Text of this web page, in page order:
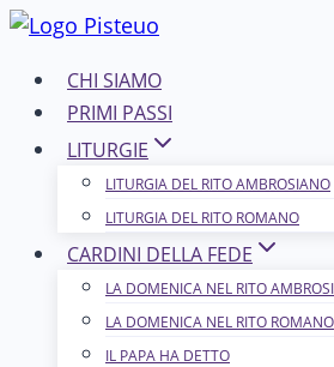
Salta
contenutoCHI SIAMO
PRIMI PASSI
LITURGIE
LITURGIA DEL RITO AMBROSIANO
LITURGIA DEL RITO ROMANO
CARDINI DELLA FEDE
LA DOMENICA NEL R​​​​​​ITO
LA DOMENICA NEL RITO ROMANO
IL PAPA HA DETTO